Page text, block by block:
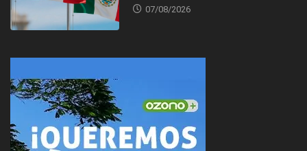
07/08/2026